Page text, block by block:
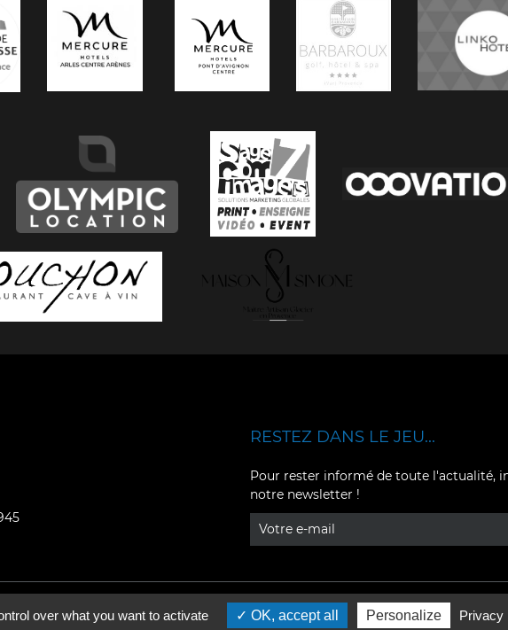
YouTube
RESTEZ DANS LE JEU...
Pour rester informé de toute l'actualité,
notre newsletter !
over what you want to activate OK, accept all Personalize Privacy